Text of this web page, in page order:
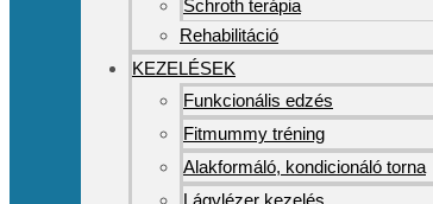
Schroth terápia
Rehabilitáció
KEZELÉSEK
Funkcionális edzés
Fitmummy tréning
Alakformáló, kondicionáló torna
Lágylézer kezelés